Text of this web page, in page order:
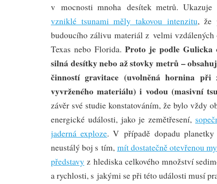
v mocnosti mnoha desítek metrů.
vzniklé tsunami měly takovou intenzitu, že
budoucího zálivu materiál z velmi vzdálených
Texas nebo Florida. Proto je podle
silná desítky nebo až stovky metrů –
činností gravitace (uvolněná hornina při
vyvrženého materiálu) i vodou (masivní
závěr své studie konstatováním, že bylo vždy
energické události, jako je zemětřesení,
jaderná exploze. V případě dopadu
neustálý boj s tím, mít dostatečně otevřenou
představy z hlediska celkového množství
a rychlosti, s jakými se při této události musí